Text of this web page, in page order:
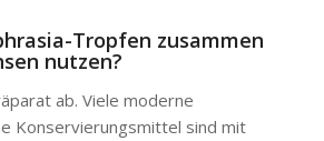
Tropfen zusammen
nutzen?
ab. Viele moderne
Konservierungsmittel sind mit